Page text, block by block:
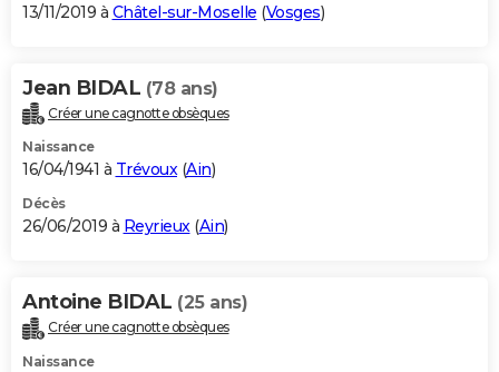
13/11/2019 à Châtel-sur-Moselle (Vosges)
Jean BIDAL (78 ans)
Créer une cagnotte obsèques
Naissance
16/04/1941 à Trévoux(Ain)
Décès
26/06/2019 à Reyrieux(Ain)
Antoine BIDAL (25 ans)
Créer une cagnotte obsèques
Naissance